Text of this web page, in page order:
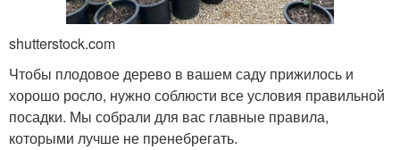
shutterstock.com
Чтобы плодовое дерево в вашем саду прижилось и
хорошо росло, нужно соблюсти все условия правильной
посадки. Мы собрали для вас главные правила,
которыми лучше не пренебрегать.